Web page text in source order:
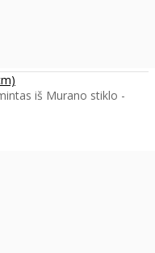
iš Murano stiklo -